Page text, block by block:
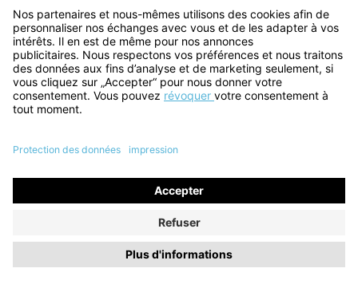
Révoquer un contrat
Informations
Aide & Contact
© 2026 Think! Store
Tous les prix incluent la TVA plus les
éventuels frais de livraison, sauf indication contraire.